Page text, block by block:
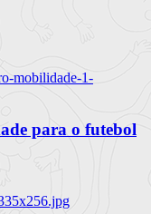
mobilidade-1-
para o futebol